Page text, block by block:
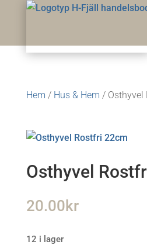
Hem / Hus & Hem / Osthyvel
Osthyvel
20.00kr
12 i lager